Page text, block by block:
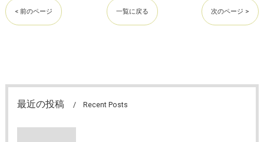
< 前のページ 一覧に戻る 次のページ >
最近の投稿 Recent Posts